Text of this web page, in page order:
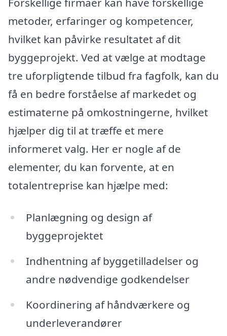
metoder, erfaringer og kompetencer,
hvilket kan påvirke resultatet af dit
byggeprojekt. Ved at vælge at modtage
tre uforpligtende tilbud fra fagfolk, kan du
få en bedre forståelse af markedet og
estimaterne på omkostningerne, hvilket
hjælper dig til at træffe et mere
informeret valg. Her er nogle af de
elementer, du kan forvente, at en
totalentreprise kan hjælpe med:
Planlægning og design af
byggeprojektet
Indhentning af byggetilladelser og
andre nødvendige godkendelser
Koordinering af håndværkere og
underleverandører